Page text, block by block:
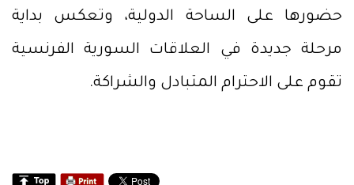
حضورها على الساحة الدولية، وتعكس بداية
مرحلة جديدة في العلاقات السورية الفرنسية
تقوم على الاحترام المتبادل والشراكة.